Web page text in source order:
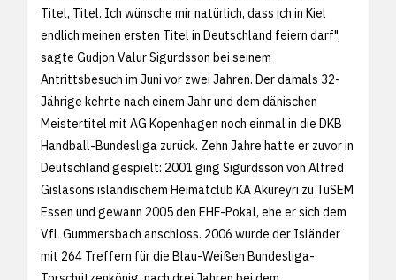
Titel, Titel. Ich wünsche mir natürlich, dass ich in Kiel
endlich meinen ersten Titel in Deutschland feiern darf",
sagte Gudjon Valur Sigurdsson bei seinem
Antrittsbesuch im Juni vor zwei Jahren. Der damals 32-
Jährige kehrte nach einem Jahr und dem dänischen
Meistertitel mit AG Kopenhagen noch einmal in die DKB
Handball-Bundesliga zurück. Zehn Jahre hatte er zuvor in
Deutschland gespielt: 2001 ging Sigurdsson von Alfred
Gislasons isländischem Heimatclub KA Akureyri zu TuSEM
Essen und gewann 2005 den EHF-Pokal, ehe er sich dem
VfL Gummersbach anschloss. 2006 wurde der Isländer
mit 264 Treffern für die Blau-Weißen Bundesliga-